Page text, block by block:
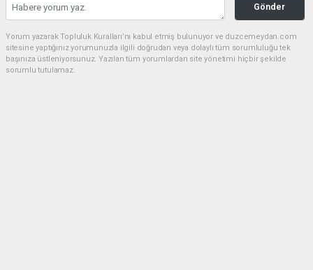
Gönder
Yorum yazarak Topluluk Kuralları’nı kabul etmiş bulunuyor ve duzcemeydan.com
sitesine yaptığınız yorumunuzla ilgili doğrudan veya dolaylı tüm sorumluluğu tek
başınıza üstleniyorsunuz. Yazılan tüm yorumlardan site yönetimi hiçbir şekilde
sorumlu tutulamaz.